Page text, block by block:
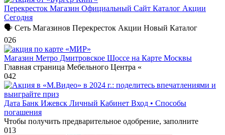
Перекресток Магазин Официальный Сайт Каталог Акции
Сегодня
🗣 Сеть Магазинов Перекресток Акции Новый Каталог
026
Магазин Метро Дмитровское Шоссе на Карте Москвы
Главная страница Мебельного Центра «
042
Дата Банк Ижевск Личный Кабинет Вход • Способы
погашения
Чтобы получить предварительное одобрение, заполните
013